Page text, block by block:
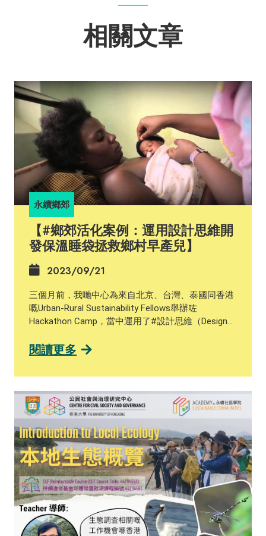
相關文章
永續鄉郊
【#鄉郊活化案例：運用設計思維開
發保溫睡袋拯救鄉村早產兒】
2023/09/21
三個月前，我哋中心為來自北京、台灣、泰國同香港
嘅Urban-Rural Sustainability Fellows舉辦咗
Hackathon Camp，當中運用了#設計思維（Design
目。究竟設計思維可以點樣幫到鄉村地區？等我哋同
定義需求 (Define)、創意構思 (Ideate)、製作原型
(Prototype) 和測試 (Test)。喺史丹福設計堂上，
Jane Chen同隊友們被指派做出一個比傳統嬰兒保溫
箱成本低99%嘅嬰兒保溫箱。 由於設計思維引導佢哋
喺解決問題之前要仔細觀察，帶著同理心去思考，從
而更有效地體貼人嘅需求，所以Jane Chen同隊友們
專程探訪尼泊爾和印度。Jane發現當地嘅鄉村有大量
早產和低體重嘅嬰兒因為體溫過低而死亡，或引發長
期後遺症。現代嬰兒保溫箱能有效地為嬰兒保暖，但
造價高昂，而且多數只喺城市有提供，普通農村家庭
難以受惠。 Jane Chen同隊友們明白這些農村家庭需
閱讀更多